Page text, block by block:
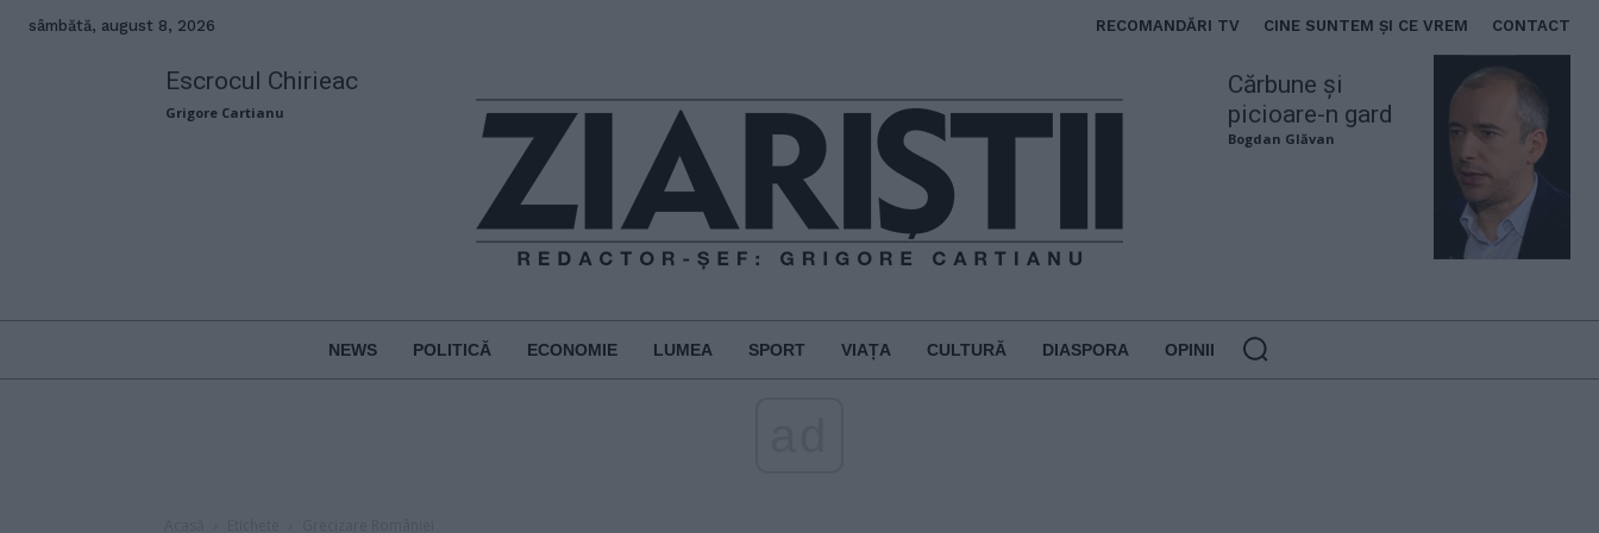
sâmbătă, august 8, 2026 RECOMANDĂRI TV CINE SUNTEM ȘI CE VREM CONTACT
Escrocul Chirieac
Grigore Cartianu
Cărbune și
picioare-n gard
Bogdan Glăvan
NEWS POLITICĂ ECONOMIE LUMEA SPORT VIAȚA CULTURĂ DIASPORA OPINII